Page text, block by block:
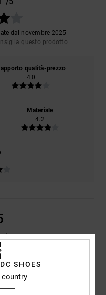
dal novembre 2025
questo prodotto
qualità-prezzo
4.0
Materiale
4.2
Acquisto verificato
SHOES